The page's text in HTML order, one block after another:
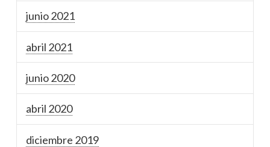
junio 2021
abril 2021
junio 2020
abril 2020
diciembre 2019